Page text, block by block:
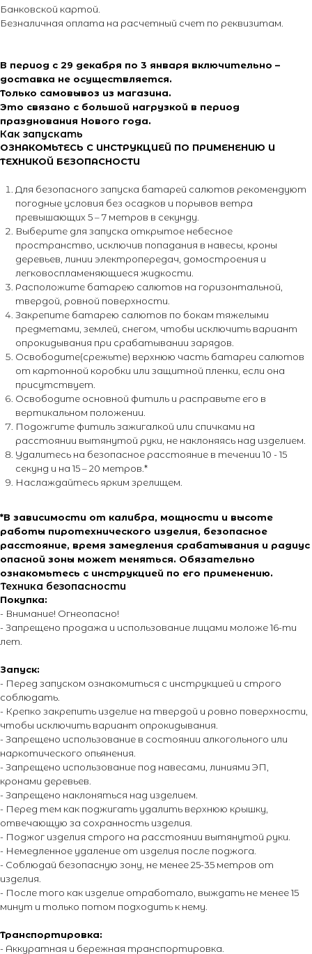
Банковской картой.
Безналичная оплата на расчетный счет по реквизитам.
В период с 29 декабря по 3 января включительно –
доставка не осуществляется.
Только самовывоз из магазина.
Это связано с большой нагрузкой в период
празднования Нового года.
Как запускать
ОЗНАКОМЬТЕСЬ С ИНСТРУКЦИЕЙ ПО ПРИМЕНЕНИЮ И
ТЕХНИКОЙ БЕЗОПАСНОСТИ
Для безопасного запуска батарей салютов рекомендуют
погодные условия без осадков и порывов ветра
превышающих 5 – 7 метров в секунду.
Выберите для запуска открытое небесное
пространство, исключив попадания в навесы, кроны
деревьев, линии электропередач, домостроения и
легковоспламеняющиеся жидкости.
Расположите батарею салютов на горизонтальной,
твердой, ровной поверхности.
Закрепите батарею салютов по бокам тяжелыми
предметами, землей, снегом, чтобы исключить вариант
опрокидывания при срабатывании зарядов.
Освободите(срежьте) верхнюю часть батареи салютов
от картонной коробки или защитной пленки, если она
присутствует.
Освободите основной фитиль и расправьте его в
вертикальном положении.
Подожгите фитиль зажигалкой или спичками на
расстоянии вытянутой руки, не наклоняясь над изделием.
Удалитесь на безопасное расстояние в течении 10 - 15
секунд и на 15 – 20 метров.*
Наслаждайтесь ярким зрелищем.
*В зависимости от калибра, мощности и высоте
работы пиротехнического изделия, безопасное
расстояние, время замедления срабатывания и радиус
опасной зоны может меняться. Обязательно
ознакомьтесь с инструкцией по его применению.
Техника безопасности
Покупка:
- Внимание! Огнеопасно!
- Запрещено продажа и использование лицами моложе 16-ти
лет.
Запуск:
- Перед запуском ознакомиться с инструкцией и строго
соблюдать.
- Крепко закрепить изделие на твердой и ровно поверхности,
чтобы исключить вариант опрокидывания.
- Запрещено использование в состоянии алкогольного или
наркотического опьянения.
- Запрещено использование под навесами, линиями ЭП,
кронами деревьев.
- Запрещено наклоняться над изделием.
- Перед тем как поджигать удалить верхнюю крышку,
отвечающую за сохранность изделия.
- Поджог изделия строго на расстоянии вытянутой руки.
- Немедленное удаление от изделия после поджога.
- Соблюдай безопасную зону, не менее 25-35 метров от
изделия.
- После того как изделие отработало, выждать не менее 15
минут и только потом подходить к нему.
Транспортировка:
- Аккуратная и бережная транспортировка.
О магазине
О компании
Контакты
Поставщики
Новости
Покупателям
Каталог
Каталог эффектов
Оплата и доставка
+7 (495) 795-50-50
ежедневно с 10:00 до 20:00
Адрес офиса:
г. Москва, ул. Тимирязевская, д. 2/3
© 2014 - 2026 PIROMANIAC.COM | Интернет-магазин
только лицам достигшим 16 лет! Обращаем Ваше внимание на то,
носит исключительно информационный характер и ни при каких
условиях не являются публичной офертой, определяемой
Виды салютов
Оставить отзыв
Энциклопедия от А до Я